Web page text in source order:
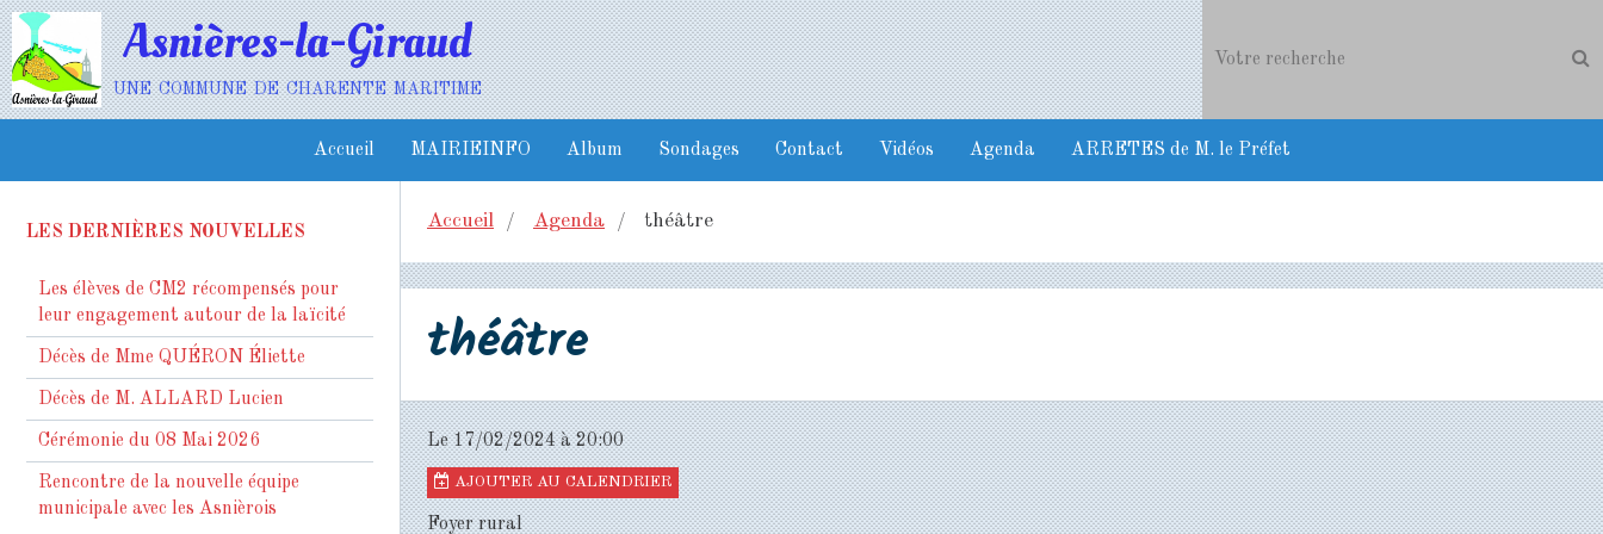
Asnières-la-Giraud
une commune de charente maritime
Accueil MAIRIEINFO Album Sondages Contact Vidéos Agenda ARRETES de M. le Préfet
Accueil Agenda théâtre
théâtre
Le 17/02/2024 à 20:00
AJOUTER AU CALENDRIER
Foyer rural
LES DERNIÈRES NOUVELLES
Les élèves de CM2 récompensés pour
leur engagement autour de la laïcité
Décès de Mme QUÉRON Éliette
Décès de M. ALLARD Lucien
Cérémonie du 08 Mai 2026
Rencontre de la nouvelle équipe
municipale avec les Asnièrois